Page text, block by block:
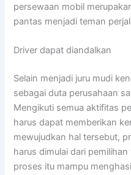
persewaan mobil
pantas menjadi teman
Driver dapat diandalkan
Selain menjadi juru mudi
sebagai duta perusahaan
Mengikuti semua aktifitas
harus dapat memberikan
mewujudkan hal tersebut,
harus dimulai dari
proses itu mampu